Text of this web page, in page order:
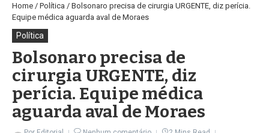
Home / Política / Bolsonaro precisa de cirurgia URGENTE, diz perícia.
Equipe médica aguarda aval de Moraes
Política
Bolsonaro precisa de
cirurgia URGENTE, diz
perícia. Equipe médica
aguarda aval de Moraes